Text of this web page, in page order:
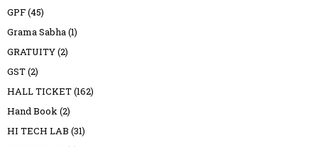
GPF(45)
Grama Sabha(1)
GRATUITY(2)
GST(2)
HALL TICKET(162)
Hand Book(2)
HI TECH LAB (31)